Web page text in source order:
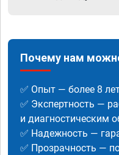
Почему нам
✅ Опыт — более 8
✅ Экспертность —
и диагностическим
✅ Надежность —
✅ Прозрачность —